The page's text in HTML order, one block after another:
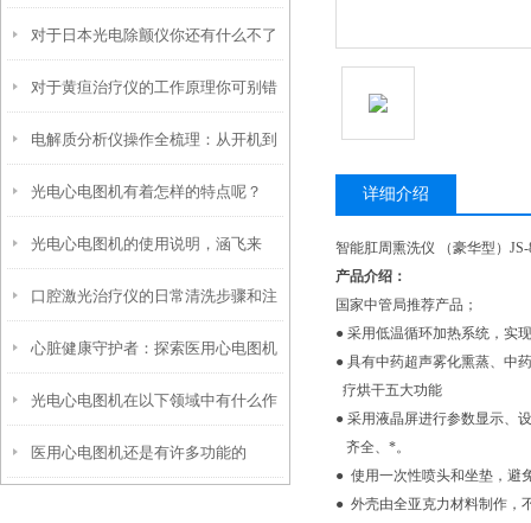
对于日本光电除颤仪你还有什么不了
解的？
对于黄疸治疗仪的工作原理你可别错
过了！
电解质分析仪操作全梳理：从开机到
出结果，每一步都藏着关键细节
光电心电图机有着怎样的特点呢？
光电心电图机的使用说明，涵飞来
谈！
口腔激光治疗仪的日常清洗步骤和注
意事项
心脏健康守护者：探索医用心电图机
的神奇原理
光电心电图机在以下领域中有什么作
用？
医用心电图机还是有许多功能的
详细介绍
智能肛周熏洗仪 （豪华型）JS-
产品介绍：
国家中管局推荐产品；
● 采用低温循环加热系统，实
● 具有中药超声雾化熏蒸、中
疗烘干五大功能
● 采用液晶屏进行参数显示、
齐全、*。
● 使用一次性喷头和坐垫，避
● 外壳由全亚克力材料制作，